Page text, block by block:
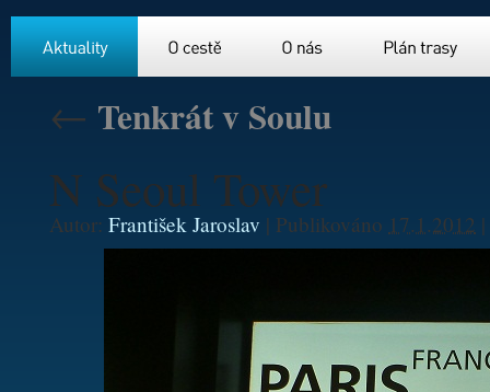
← Tenkrát v Soulu
N Seoul Tower
Autor: František Jaroslav | Publikováno 17.1.2012 |